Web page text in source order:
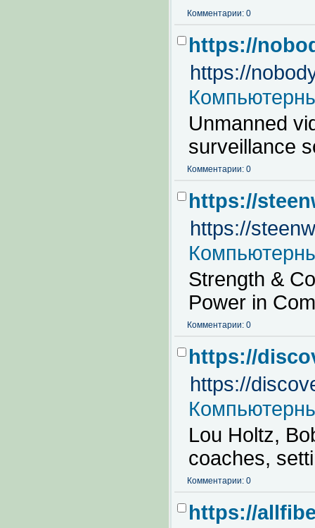
Комментарии: 0
https://
https://
Unmanned
surveillance
Комментарии: 0
https://
https://
Strength &
Power in
Комментарии: 0
https://
https://
Lou Holtz,
coaches,
Комментарии: 0
https://